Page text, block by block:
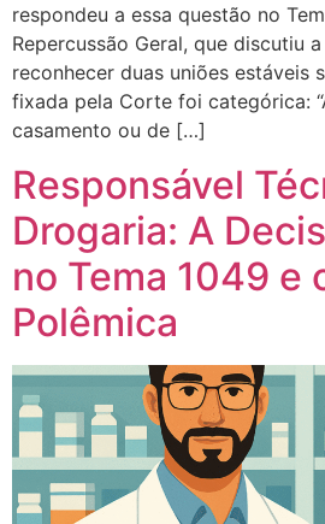
respondeu a essa questão no
Repercussão Geral, que discutiu
reconhecer duas uniões estáveis
fixada pela Corte foi categórica:
casamento ou de […]
Responsável
Drogaria: A
no Tema 1049 e
Polêmica